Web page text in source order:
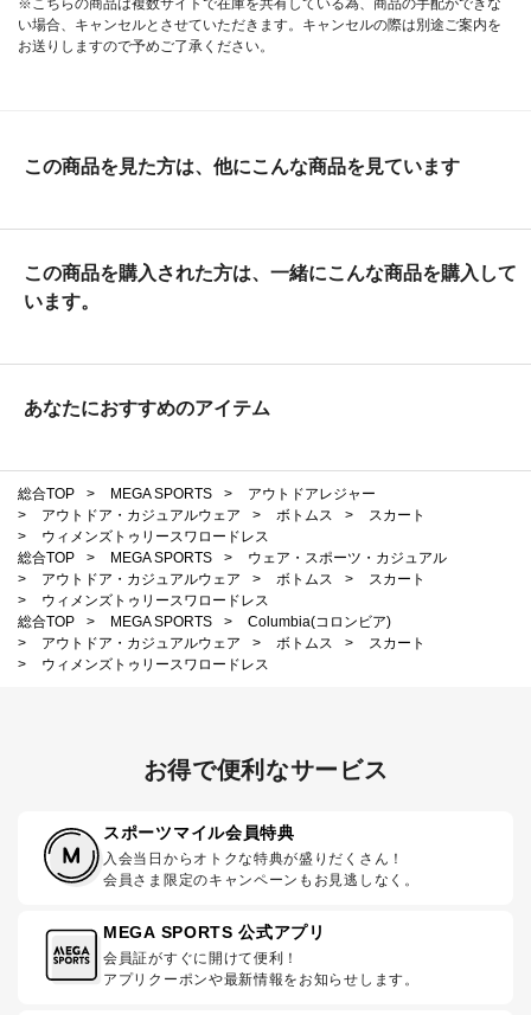
い場合、キャンセルとさせていただきます。キャンセルの際は別途ご案内を
お送りしますので予めご了承ください。
この商品を見た方は、他にこんな商品を見ています
この商品を購入された方は、一緒にこんな商品を購入して
います。
あなたにおすすめのアイテム
総合TOP > MEGA SPORTS >
アウトドアレジャー
>
アウトドア・カジュアルウェア > ボトムス >
スカート
>
ウィメンズトゥリースワロードレス
総合TOP
> MEGA SPORTS >
ウェア・スポーツ・カジュアル
>
アウトドア・カジュアルウェア > ボトムス >
スカート
>
ウィメンズトゥリースワロードレス
総合TOP
> MEGA SPORTS >
Columbia(コロンビア)
>
アウトドア・カジュアルウェア > ボトムス >
スカート
>
ウィメンズトゥリースワロードレス
お得で便利なサービス
スポーツマイル会員特典
入会当日からオトクな特典が盛りだくさん！
会員さま限定のキャンペーンもお見逃しなく。
MEGA SPORTS 公式アプリ
会員証がすぐに開けて便利！
アプリクーポンや最新情報をお知らせします。